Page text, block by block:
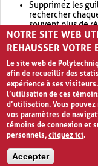
Supprimez les
rechercher
souvent plus de
Envisagez
retournera
NOTRE SITE WEB
REHAUSSER VOTRE
Le site web de
afin de recueillir des
expérience à ses
l’utilisation de ces
d’utilisation. Vous
vos paramètres de
témoins de connexion et
personnels,cliquez ici.
Accepter